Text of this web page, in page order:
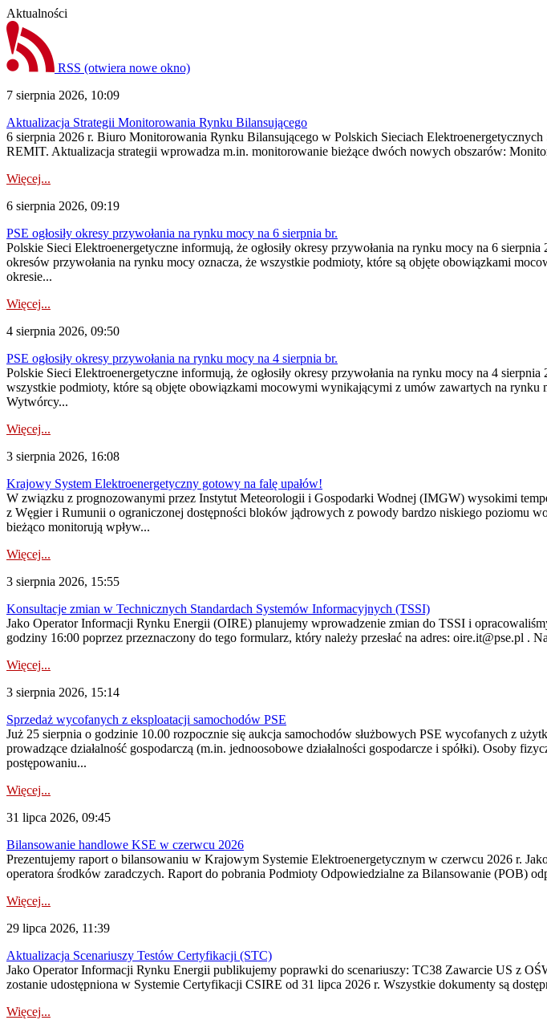
Aktualności
RSS (otwiera nowe okno)
7 sierpnia 2026, 10:09
Aktualizacja Strategii Monitorowania Rynku Bilansującego
6 sierpnia 2026 r. Biuro Monitorowania Rynku Bilansującego w Polskich Sieciach
REMIT. Aktualizacja strategii wprowadza m.in. monitorowanie bieżące dwóch nowych obszarów:
Więcej...
6 sierpnia 2026, 09:19
PSE ogłosiły okresy przywołania na rynku mocy na 6 sierpnia br.
Polskie Sieci Elektroenergetyczne informują, że ogłosiły okresy przywołania na rynku mocy na 6
okresów przywołania na rynku mocy oznacza, że wszystkie podmioty, które są objęte obowiązkami
okresie...
Więcej...
4 sierpnia 2026, 09:50
PSE ogłosiły okresy przywołania na rynku mocy na 4 sierpnia br.
Polskie Sieci Elektroenergetyczne informują, że ogłosiły okresy przywołania na rynku mocy na 4
wszystkie podmioty, które są objęte obowiązkami mocowymi wynikającymi z umów zawartych na
Wytwórcy...
Więcej...
3 sierpnia 2026, 16:08
Krajowy System Elektroenergetyczny gotowy na falę upałów!
W związku z prognozowanymi przez Instytut Meteorologii i Gospodarki Wodnej (IMGW) wysokimi
z Węgier i Rumunii o ograniczonej dostępności bloków jądrowych z powody bardzo niskiego poziomu
bieżąco monitorują wpływ...
Więcej...
3 sierpnia 2026, 15:55
Konsultacje zmian w Technicznych Standardach Systemów Informacyjnych (TSSI)
Jako Operator Informacji Rynku Energii (OIRE) planujemy wprowadzenie zmian do TSSI i
godziny 16:00 poprzez przeznaczony do tego formularz, który należy przesłać na adres: oire.it@pse.pl
Więcej...
3 sierpnia 2026, 15:14
Sprzedaż wycofanych z eksploatacji samochodów PSE
Już 25 sierpnia o godzinie 10.00 rozpocznie się aukcja samochodów służbowych PSE wycofanych z
prowadzące działalność gospodarczą (m.in. jednoosobowe działalności gospodarcze i spółki). Osoby
postępowaniu...
Więcej...
31 lipca 2026, 09:45
Bilansowanie handlowe KSE w czerwcu 2026
Prezentujemy raport o bilansowaniu w Krajowym Systemie Elektroenergetycznym w czerwcu 2026 r.
operatora środków zaradczych. Raport do pobrania Podmioty Odpowiedzialne za Bilansowanie (POB)
Więcej...
29 lipca 2026, 11:39
Aktualizacja Scenariuszy Testów Certyfikacji (STC)
Jako Operator Informacji Rynku Energii publikujemy poprawki do scenariuszy: TC38 Zawarcie US z
zostanie udostępniona w Systemie Certyfikacji CSIRE od 31 lipca 2026 r. Wszystkie dokumenty są
Więcej...